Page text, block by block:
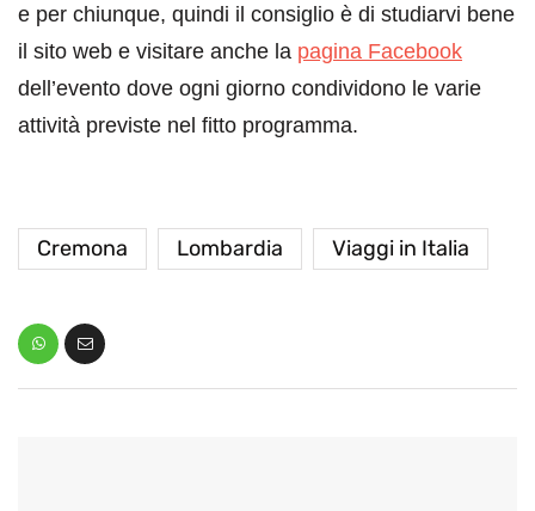
e per chiunque, quindi il consiglio è di studiarvi bene
il sito web e visitare anche la pagina Facebook
dell’evento dove ogni giorno condividono le varie
attività previste nel fitto programma.
Cremona Lombardia Viaggi in Italia